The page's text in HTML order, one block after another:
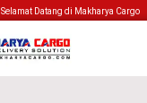
Selamat Datang di Makharya Cargo